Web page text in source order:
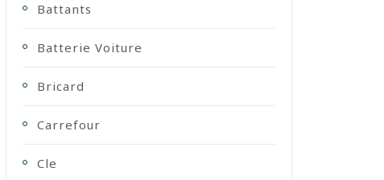
Battants
Batterie Voiture
Bricard
Carrefour
Cle